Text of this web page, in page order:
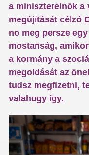
a miniszterelnök a
megújítását célzó
no meg persze
mostanság,
a kormány a
megoldását az
tudsz megfizetni,
valahogy így.